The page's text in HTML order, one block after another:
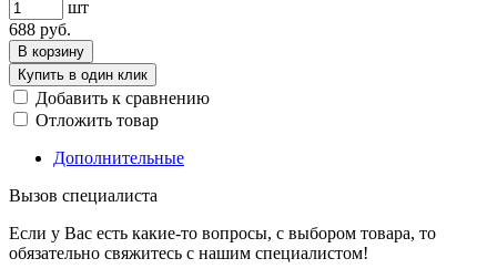
шт
688 руб.
В корзину
Купить в один клик
Добавить к сравнению
Отложить товар
Дополнительные
Вызов специалиста
Если у Вас есть какие-то вопросы, с выбором товара, то
обязательно свяжитесь с нашим специалистом!